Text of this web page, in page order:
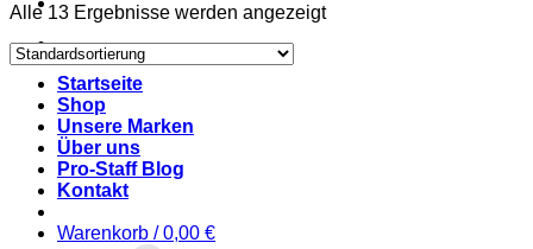
Startseite
Shop
Unsere Marken
Über uns
Pro-Staff Blog
Kontakt
Warenkorb /0,00 €
Alle 13 Ergebnisse werden angezeigt